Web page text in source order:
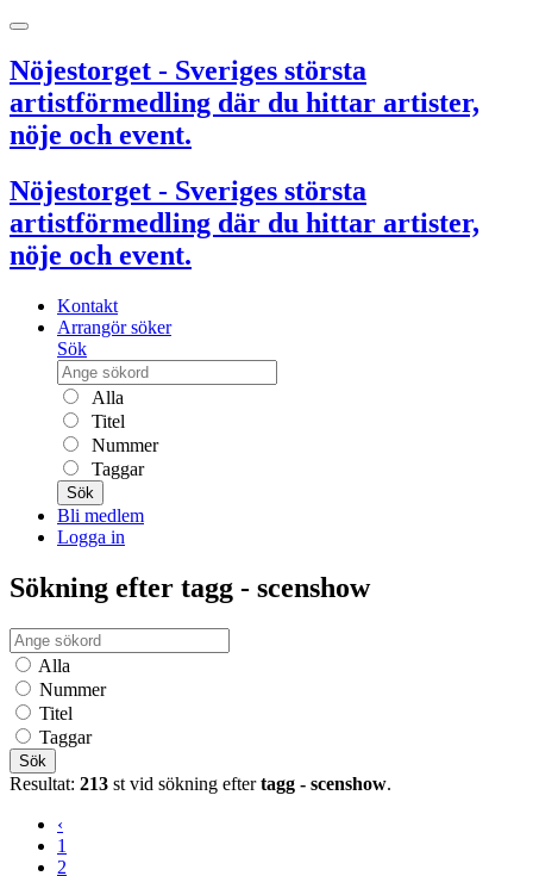
Nöjestorget - Sveriges största
artistförmedling där du hittar artister,
nöje och event.
Nöjestorget - Sveriges största
artistförmedling där du hittar artister,
nöje och event.
Kontakt
Arrangör söker
Sök
Alla
Titel
Nummer
Taggar
Sök
Bli medlem
Logga in
Sökning efter tagg - scenshow
Alla
Nummer
Titel
Taggar
Sök
Resultat: 213 st vid sökning eftertagg - scenshow.
‹
1
2